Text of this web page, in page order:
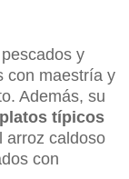
y
con maestría y
Además, su
típicos
arroz caldoso
con